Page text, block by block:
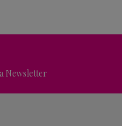
Newsletter